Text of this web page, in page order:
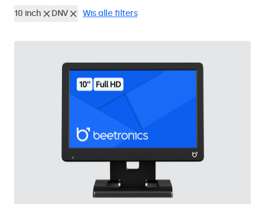
10 inch DNV Wis alle filters